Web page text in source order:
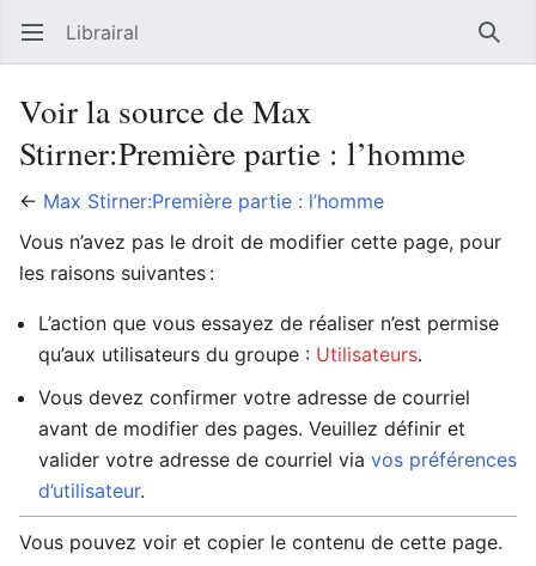
Ouvrir le menu principal Librairal
Voir la source de Max
Stirner:Première partie : l’homme
← Max Stirner:Première partie : l’homme
Vous n’avez pas le droit de modifier cette page, pour
les raisons suivantes :
L’action que vous essayez de réaliser n’est permise
qu’aux utilisateurs du groupe : Utilisateurs.
Vous devez confirmer votre adresse de courriel
avant de modifier des pages. Veuillez définir et
valider votre adresse de courriel via vos préférences
d’utilisateur.
Vous pouvez voir et copier le contenu de cette page.